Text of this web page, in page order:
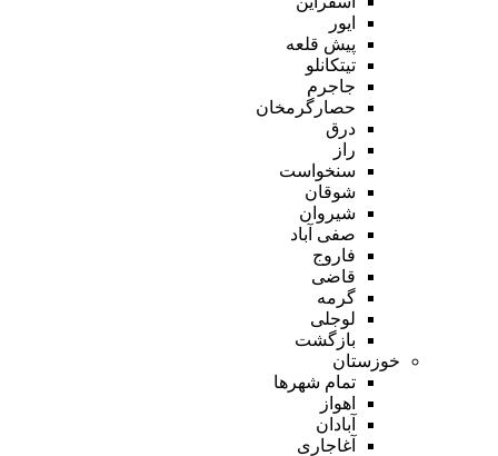
ایور
پیش قلعه
تیتکانلو
جاجرم
حصارگرمخان
درق
راز
سنخواست
شوقان
شیروان
صفی آباد
فاروج
قاضی
گرمه
لوجلی
بازگشت
خوزستان
تمام شهر‌ها
اهواز
آبادان
آغاجاری